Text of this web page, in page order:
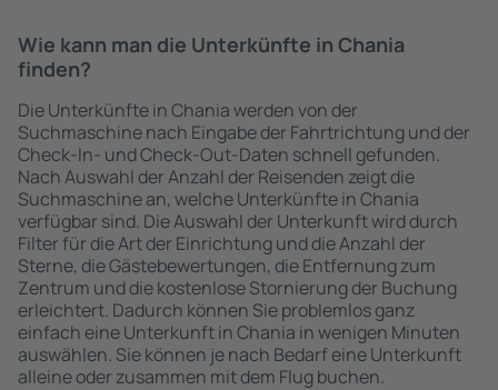
Wie kann man die Unterkünfte in Chania
finden?
Die Unterkünfte in Chania werden von der
Suchmaschine nach Eingabe der Fahrtrichtung und der
Check-In- und Check-Out-Daten schnell gefunden.
Nach Auswahl der Anzahl der Reisenden zeigt die
Suchmaschine an, welche Unterkünfte in Chania
verfügbar sind. Die Auswahl der Unterkunft wird durch
Filter für die Art der Einrichtung und die Anzahl der
Sterne, die Gästebewertungen, die Entfernung zum
Zentrum und die kostenlose Stornierung der Buchung
erleichtert. Dadurch können Sie problemlos ganz
einfach eine Unterkunft in Chania in wenigen Minuten
auswählen. Sie können je nach Bedarf eine Unterkunft
alleine oder zusammen mit dem Flug buchen.